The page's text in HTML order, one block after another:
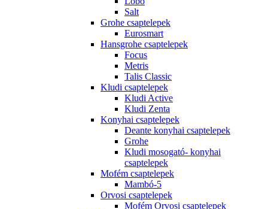
Salt
Grohe csaptelepek
Eurosmart
Hansgrohe csaptelepek
Focus
Metris
Talis Classic
Kludi csaptelepek
Kludi Active
Kludi Zenta
Konyhai csaptelepek
Deante konyhai csaptelepek
Grohe
Kludi mosogató- konyhai
csaptelepek
Mofém csaptelepek
Mambó-5
Orvosi csaptelepek
Mofém Orvosi csaptelepek